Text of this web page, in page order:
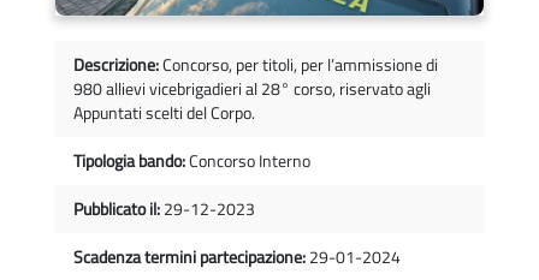
Descrizione:Concorso, per titoli, per l’ammissione di
980 allievi vicebrigadieri al 28° corso, riservato agli
Appuntati scelti del Corpo.
Tipologia bando:Concorso Interno
Pubblicato il:29-12-2023
Scadenza termini partecipazione:29-01-2024